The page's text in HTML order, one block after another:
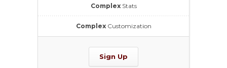
ComplexStats
ComplexCustomization
Sign Up